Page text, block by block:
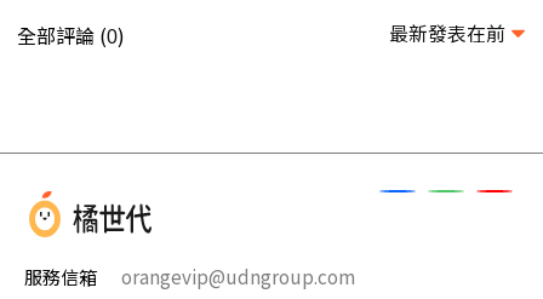
全部評論 (0) 最新發表在前
服務信箱 orangevip@udngroup.com